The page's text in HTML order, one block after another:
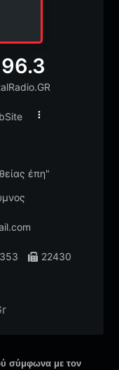
έπη"
22430
σύμφωνα με τον